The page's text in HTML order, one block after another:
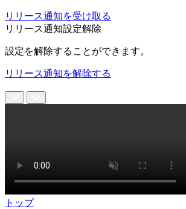
リリース通知を受け取る
リリース通知設定解除
設定を解除することができます。
リリース通知を解除する
トップ